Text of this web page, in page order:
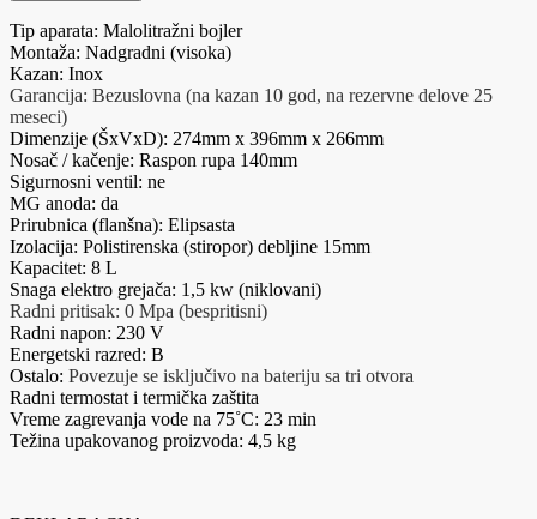
Tip aparata: Malolitražni bojler
Montaža: Nadgradni (visoka)
Kazan: Inox
Garancija: Bezuslovna (na kazan 10 god, na rezervne delove 25
meseci)
Dimenzije (ŠxVxD): 274mm x 396mm x 266mm
Nosač / kačenje: Raspon rupa 140mm
Sigurnosni ventil: ne
MG anoda: da
Prirubnica (flanšna): Elipsasta
Izolacija: Polistirenska (stiropor) debljine 15mm
Kapacitet: 8 L
Snaga elektro grejača: 1,5 kw (niklovani)
Radni pritisak: 0 Mpa (bespritisni)
Radni napon: 230 V
Energetski razred: B
Ostalo: Povezuje se isključivo na bateriju sa tri otvora
Radni termostat i termička zaštita
Vreme zagrevanja vode na 75˚C: 23 min
Težina upakovanog proizvoda: 4,5 kg